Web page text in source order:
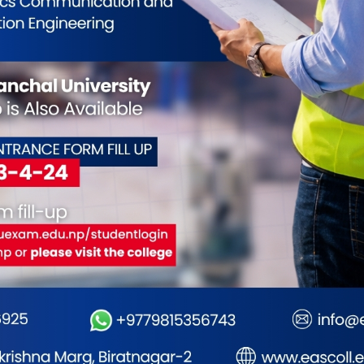
बजारमा,
ग्यास भण्डारण गरे
: मोरङ प्रशासन
शिक्षा मन्त्रालयमा उच्च शिक्षा नीति
कार्यशालाको पहिलो सत्र सम्पन्न
लेटाङ